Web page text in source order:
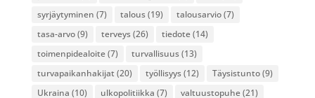
syrjäytyminen (7) talous(19) talousarvio(7)
tasa-arvo(9) terveys(26) tiedote(14)
toimenpidealoite(7) turvallisuus(13)
turvapaikanhakijat (20) työllisyys(12) Täysistunto(9)
Ukraina (10) ulkopolitiikka (7) valtuustopuhe(21)